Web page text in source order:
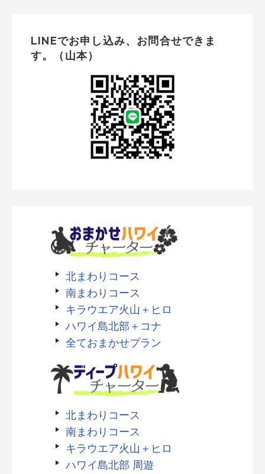
LINEでお申し込み、お問合せできま
す。（山本）
北まわりコース
南まわりコース
キラウエア火山＋ヒロ
ハワイ島北部＋コナ
全ておまかせプラン
北まわりコース
南まわりコース
キラウエア火山＋ヒロ
ハワイ島北部 周遊